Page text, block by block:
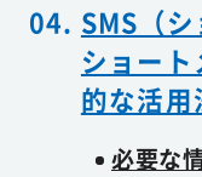
SMS（
ショー
的な活用
必要な